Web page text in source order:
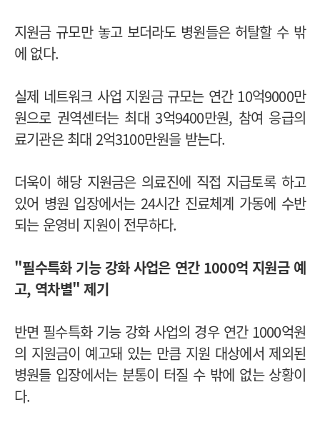
지원금 규모만 놓고 보더라도 병원들은 허탈할 수 밖
에 없다.
실제 네트워크 사업 지원금 규모는 연간 10억9000만
원으로 권역센터는 최대 3억9400만원, 참여 응급의
료기관은 최대 2억3100만원을 받는다.
더욱이 해당 지원금은 의료진에 직접 지급토록 하고
있어 병원 입장에서는 24시간 진료체계 가동에 수반
되는 운영비 지원이 전무하다.
"필수특화 기능 강화 사업은 연간 1000억 지원금 예
고, 역차별" 제기
반면 필수특화 기능 강화 사업의 경우 연간 1000억원
의 지원금이 예고돼 있는 만큼 지원 대상에서 제외된
병원들 입장에서는 분통이 터질 수 밖에 없는 상황이
다.